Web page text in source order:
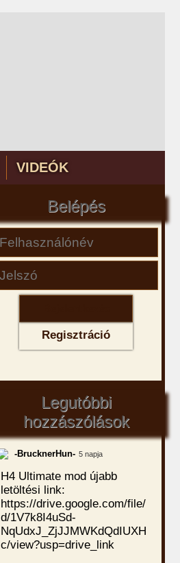
VIDEÓK
Belépés
Regisztráció
Legutóbbi
hozzászólások
-BrucknerHun- 5 napja
H4 Ultimate mod újabb
letöltési link:
https://drive.google.com/file/
d/1V7k8I4uSd-
NqUdxJ_ZjJJMWKdQdIUXH
c/view?usp=drive_link